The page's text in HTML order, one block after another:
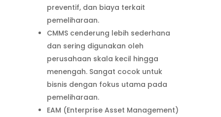
preventif, dan biaya terkait
pemeliharaan.
CMMS cenderung lebih sederhana
dan sering digunakan oleh
perusahaan skala kecil hingga
menengah. Sangat cocok untuk
bisnis dengan fokus utama pada
pemeliharaan.
EAM (Enterprise Asset Management)